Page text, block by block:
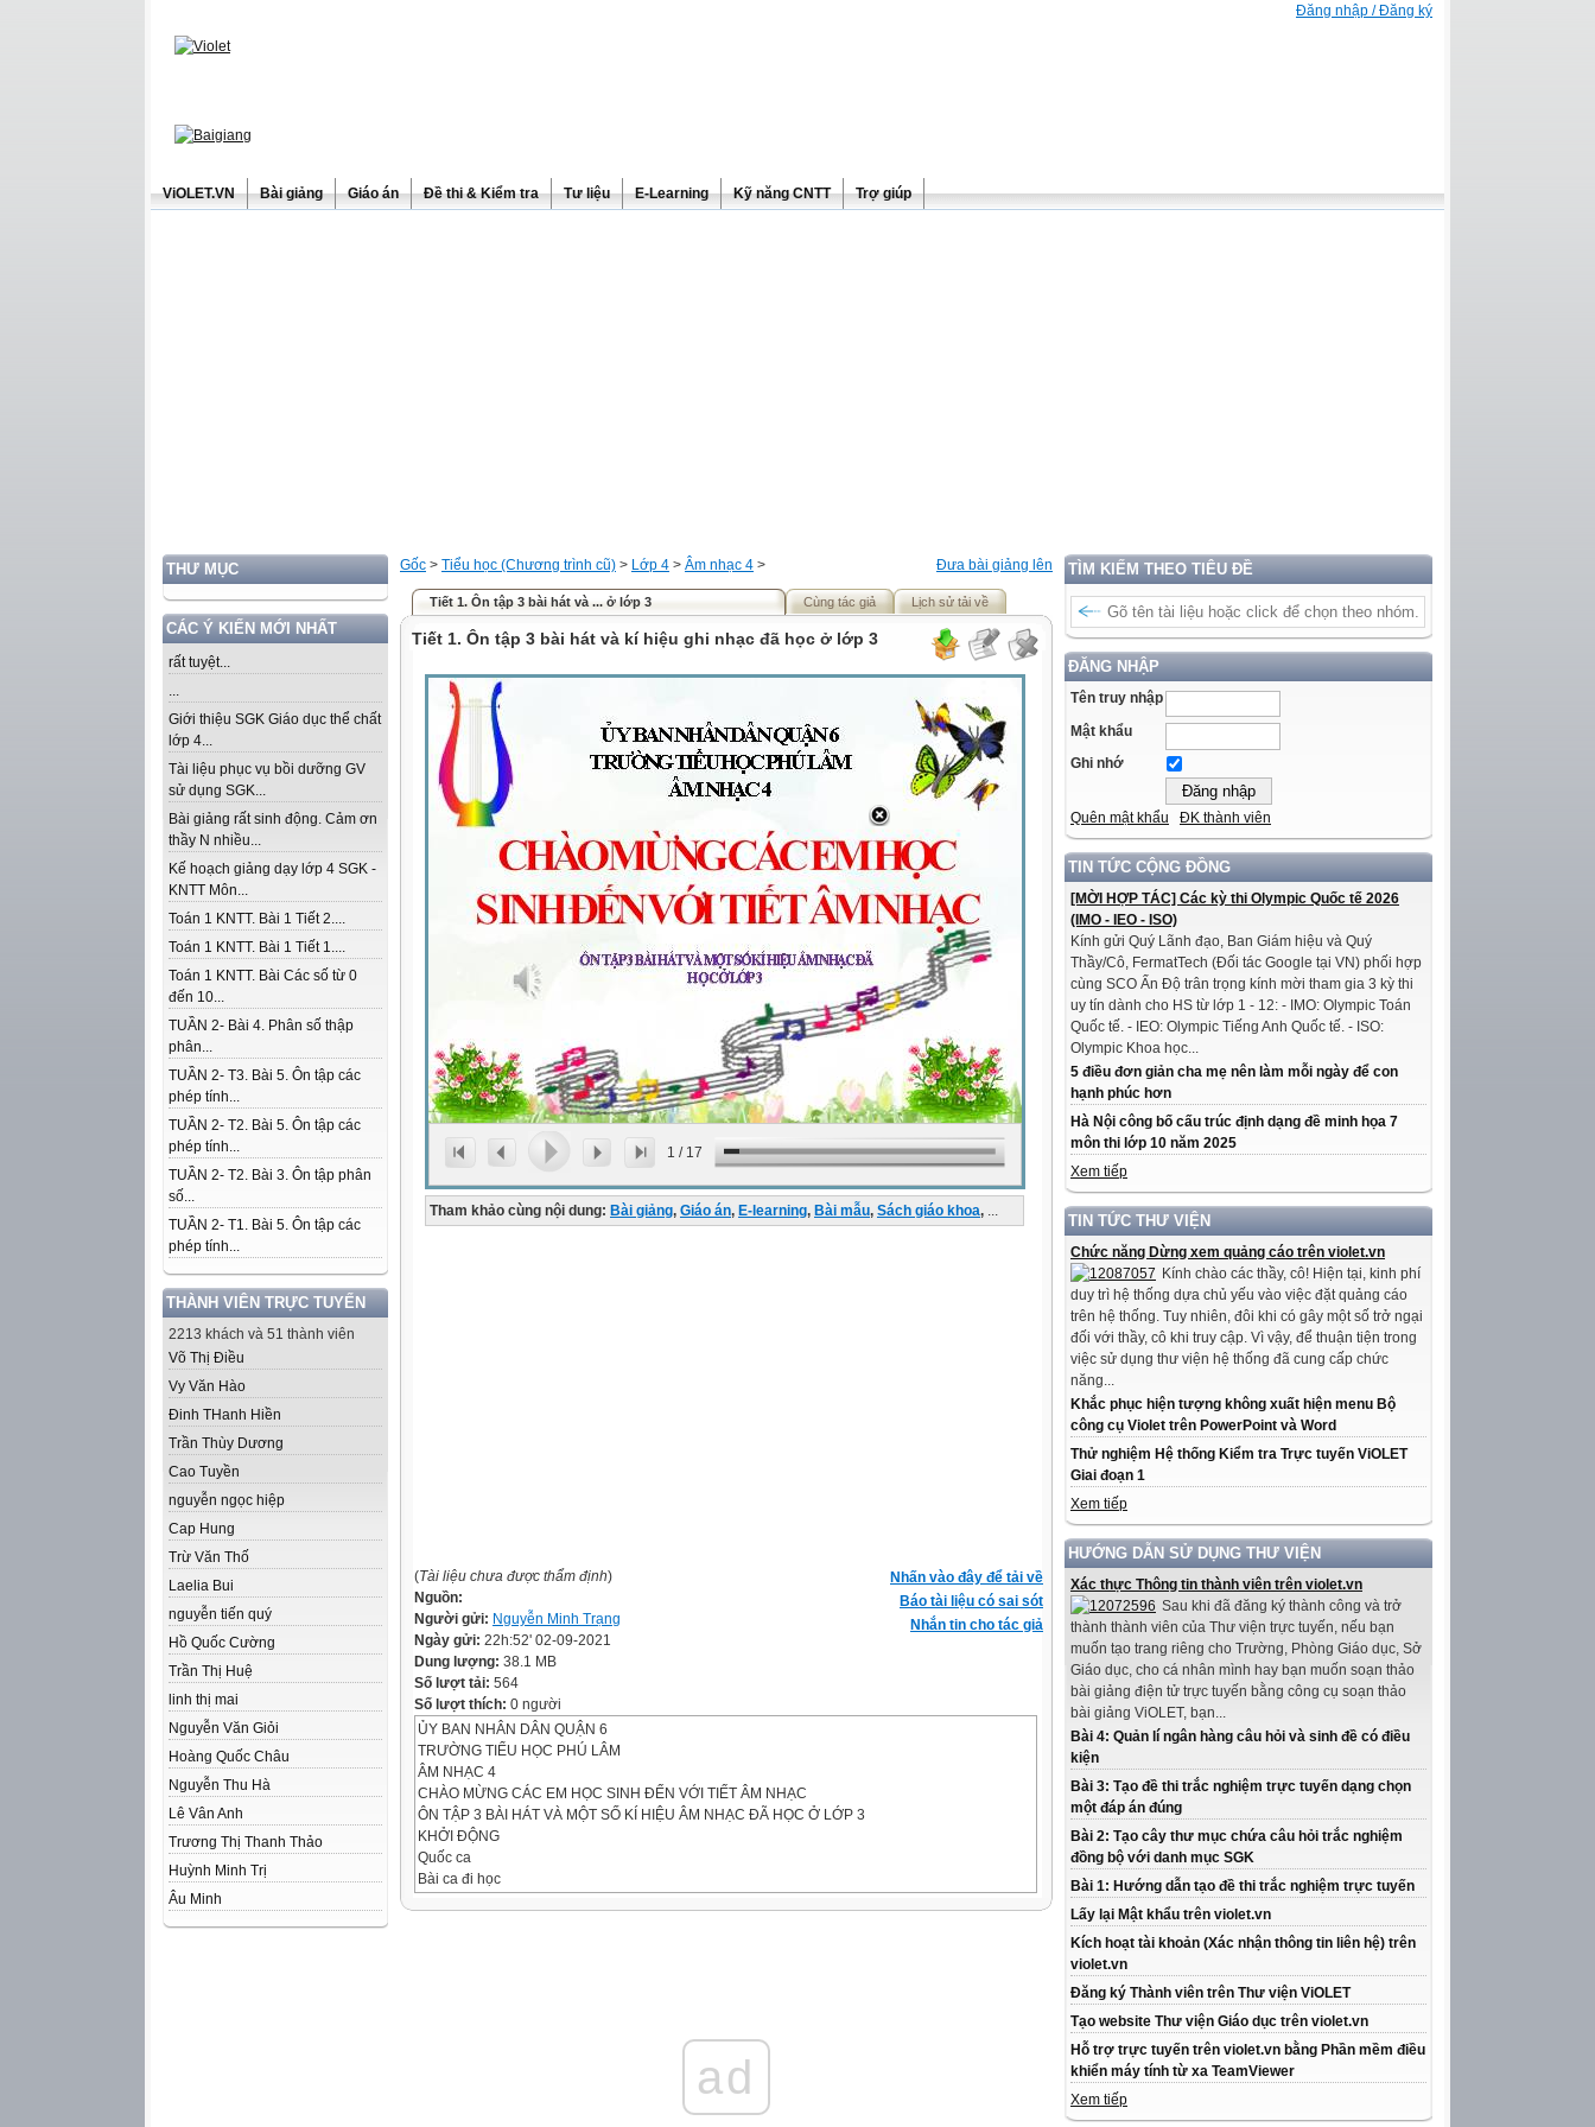
Đăng nhập / Đăng ký
ViOLET.VN Bài giảng Giáo án Đề thi & Kiểm tra Tư liệu E-Learning Kỹ năng CNTT Trợ giúp
THƯ MỤC
CÁC Ý KIẾN MỚI NHẤT
rất tuyệt...
...
Giới thiệu SGK Giáo dục thể chất
lớp 4...
Tài liệu phục vụ bồi dưỡng GV
sử dụng SGK...
Bài giảng rất sinh động. Cảm ơn
thầy N nhiều...
Kế hoạch giảng dạy lớp 4 SGK -
KNTT Môn...
Toán 1 KNTT. Bài 1 Tiết 2....
Toán 1 KNTT. Bài 1 Tiết 1....
Toán 1 KNTT. Bài Các số từ 0
đến 10...
TUẦN 2- Bài 4. Phân số thập
phân...
TUẦN 2- T3. Bài 5. Ôn tập các
phép tính...
TUẦN 2- T2. Bài 5. Ôn tập các
phép tính...
TUẦN 2- T2. Bài 3. Ôn tập phân
số...
TUẦN 2- T1. Bài 5. Ôn tập các
phép tính...
THÀNH VIÊN TRỰC TUYẾN
2213 khách và 51 thành viên
Võ Thị Điều
Vy Văn Hào
Đinh THanh Hiền
Trần Thùy Dương
Cao Tuyền
nguyễn ngọc hiệp
Cap Hung
Trừ Văn Thố
Laelia Bui
nguyễn tiến quý
Hồ Quốc Cường
Trần Thị Huệ
linh thị mai
Nguyễn Văn Giỏi
Hoàng Quốc Châu
Nguyễn Thu Hà
Lê Vân Anh
Trương Thị Thanh Thảo
Huỳnh Minh Trị
Âu Minh
TÌM KIẾM THEO TIÊU ĐỀ
ĐĂNG NHẬP
Tên truy nhập
Mật khẩu
Ghi nhớ
Quên mật khẩu ĐK thành viên
TIN TỨC CỘNG ĐỒNG
[MỜI HỢP TÁC] Các kỳ thi Olympic Quốc tế 2026
(IMO - IEO - ISO)
Kính gửi Quý Lãnh đạo, Ban Giám hiệu và Quý
Thầy/Cô, FermatTech (Đối tác Google tại VN) phối hợp
cùng SCO Ấn Độ trân trọng kính mời tham gia 3 kỳ thi
uy tín dành cho HS từ lớp 1 - 12: - IMO: Olympic Toán
Quốc tế. - IEO: Olympic Tiếng Anh Quốc tế. - ISO:
Olympic Khoa học...
5 điều đơn giản cha mẹ nên làm mỗi ngày để con
hạnh phúc hơn
Hà Nội công bố cấu trúc định dạng đề minh họa 7
môn thi lớp 10 năm 2025
Xem tiếp
TIN TỨC THƯ VIỆN
Chức năng Dừng xem quảng cáo trên violet.vn
Kính chào các thầy, cô! Hiện tại, kinh phí
duy trì hệ thống dựa chủ yếu vào việc đặt quảng cáo
trên hệ thống. Tuy nhiên, đôi khi có gây một số trở ngại
đối với thầy, cô khi truy cập. Vì vậy, để thuận tiện trong
việc sử dụng thư viện hệ thống đã cung cấp chức
năng...
Khắc phục hiện tượng không xuất hiện menu Bộ
công cụ Violet trên PowerPoint và Word
Thử nghiệm Hệ thống Kiểm tra Trực tuyến ViOLET
Giai đoạn 1
Xem tiếp
HƯỚNG DẪN SỬ DỤNG THƯ VIỆN
Xác thực Thông tin thành viên trên violet.vn
Sau khi đã đăng ký thành công và trở
thành thành viên của Thư viện trực tuyến, nếu bạn
muốn tạo trang riêng cho Trường, Phòng Giáo dục, Sở
Giáo dục, cho cá nhân mình hay bạn muốn soạn thảo
bài giảng điện tử trực tuyến bằng công cụ soạn thảo
bài giảng ViOLET, bạn...
Bài 4: Quản lí ngân hàng câu hỏi và sinh đề có điều
kiện
Bài 3: Tạo đề thi trắc nghiệm trực tuyến dạng chọn
một đáp án đúng
Bài 2: Tạo cây thư mục chứa câu hỏi trắc nghiệm
đồng bộ với danh mục SGK
Bài 1: Hướng dẫn tạo đề thi trắc nghiệm trực tuyến
Lấy lại Mật khẩu trên violet.vn
Kích hoạt tài khoản (Xác nhận thông tin liên hệ) trên
violet.vn
Đăng ký Thành viên trên Thư viện ViOLET
Tạo website Thư viện Giáo dục trên violet.vn
Hỗ trợ trực tuyến trên violet.vn bằng Phần mềm điều
khiển máy tính từ xa TeamViewer
Xem tiếp
Đưa bài giảng lên
Gốc > Tiểu học (Chương trình cũ) > Lớp 4 > Âm nhạc 4 >
Tiết 1. Ôn tập 3 bài hát và ... ở lớp 3 Cùng tác giả Lịch sử tải về
Tiết 1. Ôn tập 3 bài hát và kí hiệu ghi nhạc đã học ở lớp 3
1 / 17
Tham khảo cùng nội dung: Bài giảng, Giáo án, E-learning, Bài mẫu, Sách giáo khoa, ...
Nhấn vào đây để tải về
Báo tài liệu có sai sót
Nhắn tin cho tác giả
(Tài liệu chưa được thẩm định)
Nguồn:
Người gửi: Nguyễn Minh Trạng
Ngày gửi: 22h:52' 02-09-2021
Dung lượng: 38.1 MB
Số lượt tải: 564
Số lượt thích: 0 người
ỦY BAN NHÂN DÂN QUẬN 6
TRƯỜNG TIỂU HỌC PHÚ LÂM
ÂM NHẠC 4
CHÀO MỪNG CÁC EM HỌC SINH ĐẾN VỚI TIẾT ÂM NHẠC
ÔN TẬP 3 BÀI HÁT VÀ MỘT SỐ KÍ HIỆU ÂM NHẠC ĐÃ HỌC Ở LỚP 3
KHỞI ĐỘNG
Quốc ca
Bài ca đi học
ad